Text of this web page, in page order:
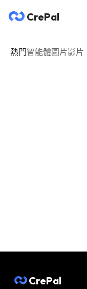
CrePal
熱門智能體圖片影片
CrePal